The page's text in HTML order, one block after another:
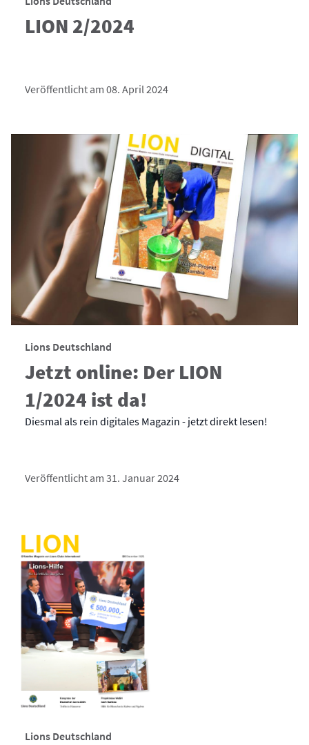
LION 2/2024
Veröffentlicht am 08. April 2024
Lions Deutschland
Jetzt online: Der LION
1/2024 ist da!
Diesmal als rein digitales Magazin - jetzt direkt lesen!
Veröffentlicht am 31. Januar 2024
Lions Deutschland